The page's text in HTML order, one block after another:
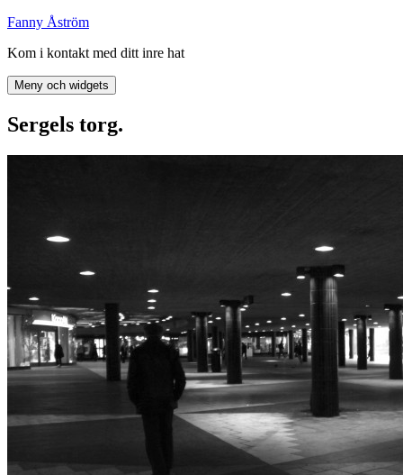
Hoppa
innehåll
Fanny Åström
Kom i kontakt med ditt inre hat
Meny och widgets
Sergels torg.